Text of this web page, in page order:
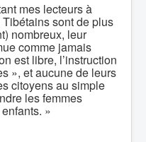
mes lecteurs à
sont de plus
nombreux, leur
comme jamais
est libre, l’instruction
», et aucune de leurs
citoyens au simple
les femmes
»